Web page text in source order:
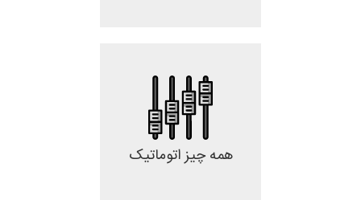
همه چیز اتوماتیک